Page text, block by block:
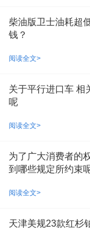
柴油版卫士油耗超
钱？
阅读全文>
关于平行进口车 相
呢
阅读全文>
为了广大消费者的
到哪些规定所约束
阅读全文>
天津美规23款红杉